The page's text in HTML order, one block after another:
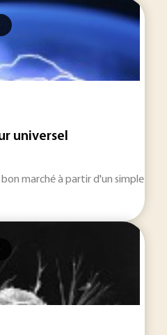
universel
marché à partir d'un simple